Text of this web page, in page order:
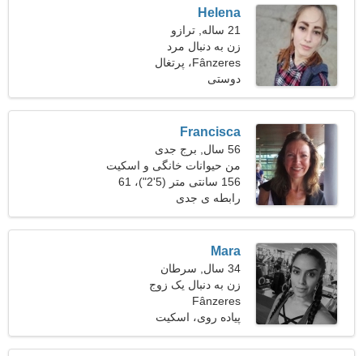
Helena
21 ساله, ترازو
زن به دنبال مرد
Fânzeres، پرتغال
دوستی
Francisca
56 سال, برج جدی
من حیوانات خانگی و اسکیت
های غلتکی را ترجیح می دهم
156 سانتی متر (5'2")، 61
کیلوگرم (134 پوند)
رابطه ی جدی
Mara
34 سال, سرطان
زن به دنبال یک زوج
Fânzeres
پیاده روی، اسکیت